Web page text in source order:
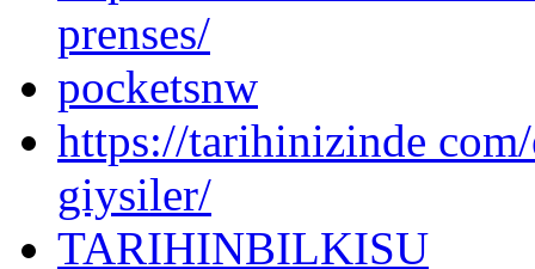
prenses/
pocketsnw
https://tarihinizinde
giysiler/
TARIHINBILKISU